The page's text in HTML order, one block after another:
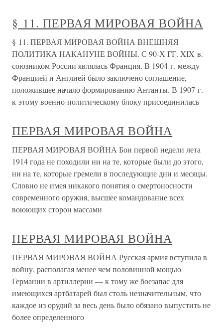
§ 11. ПЕРВАЯ МИРОВАЯ ВОЙНА
§ 11. ПЕРВАЯ МИРОВАЯ ВОЙНА ВНЕШНЯЯ
ПОЛИТИКА НАКАНУНЕ ВОЙНЫ. С 90-Х ГГ. XIX в.
союзником России являлась Франция. В 1904 г. между
Францией и Англией было заключено соглашение,
положившее начало формированию Антанты. В 1907 г.
к этому военно-политическому блоку присоединилась
ПЕРВАЯ МИРОВАЯ ВОЙНА
ПЕРВАЯ МИРОВАЯ ВОЙНА Бои первой недели лета
1914 года не походили ни на те, которые были до этого,
ни на те, которые гремели в последующие дни и месяцы.
Словно не имея никакого понятия о смертоносности
современного оружия, высшее командование всех
воюющих сторон массами
ПЕРВАЯ МИРОВАЯ ВОЙНА
ПЕРВАЯ МИРОВАЯ ВОЙНА Русская армия вступила в
войну, располагая менее чем половинной мощью
Германии в артиллерии — к тому же боезапас для
имеющихся артбатарей был столь незначительным, что
каждое из орудий за весь день было обязано выпустить не
более определенного